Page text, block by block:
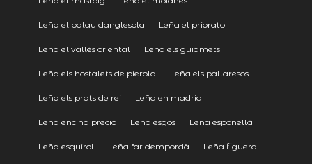
Leña el palau danglesola Leña el priorato
Leña el vallès oriental Leña els guiamets
Leña els hostalets de pierola Leña els pallaresos
Leña els prats de rei Leña en madrid
Leña encina precio Leña esgos Leña esponellà
Leña esquirol Leña far dempordà Leña figuera